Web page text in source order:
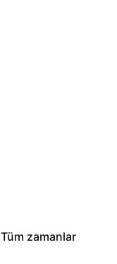
Tüm zamanlar